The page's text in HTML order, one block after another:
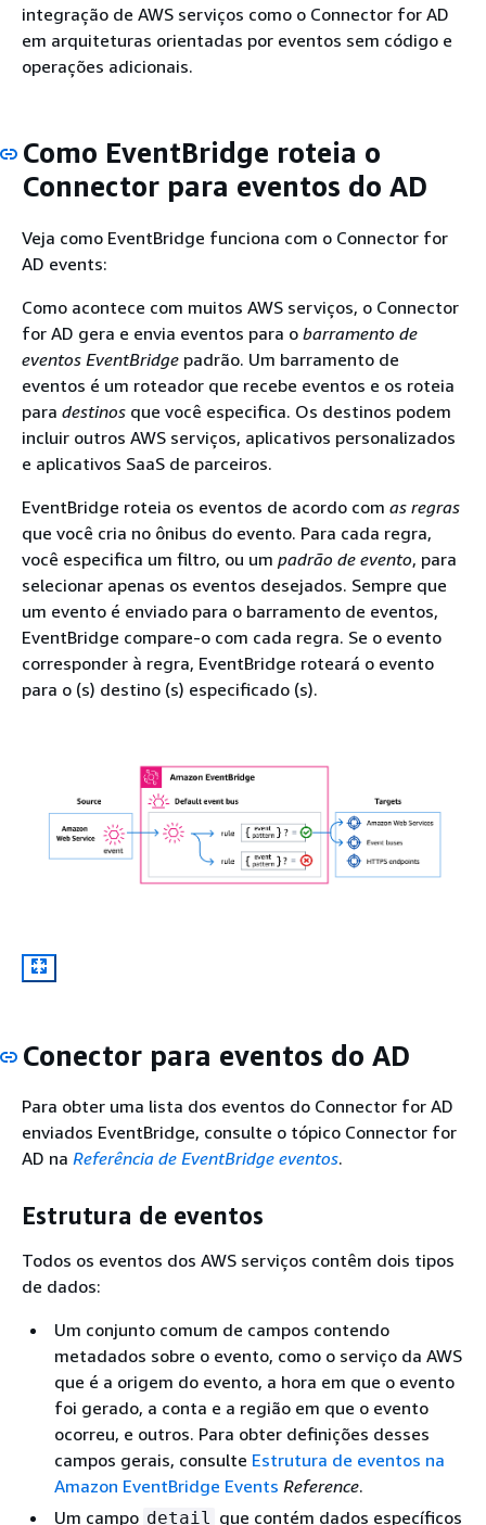
integração de AWS serviços como o Connector for AD
em arquiteturas orientadas por eventos sem código e
operações adicionais.
Como EventBridge roteia o
Connector para eventos do AD
Veja como EventBridge funciona com o Connector for
AD events:
Como acontece com muitos AWS serviços, o Connector
for AD gera e envia eventos para o barramento de
eventos EventBridge padrão. Um barramento de
eventos é um roteador que recebe eventos e os roteia
para destinos que você especifica. Os destinos podem
incluir outros AWS serviços, aplicativos personalizados
e aplicativos SaaS de parceiros.
EventBridge roteia os eventos de acordo com as regras
que você cria no ônibus do evento. Para cada regra,
você especifica um filtro, ou um padrão de evento, para
selecionar apenas os eventos desejados. Sempre que
um evento é enviado para o barramento de eventos,
EventBridge compare-o com cada regra. Se o evento
corresponder à regra, EventBridge roteará o evento
para o (s) destino (s) especificado (s).
Conector para eventos do AD
Para obter uma lista dos eventos do Connector for AD
enviados EventBridge, consulte o tópico Connector for
AD na Referência de EventBridge eventos.
Estrutura de eventos
Todos os eventos dos AWS serviços contêm dois tipos
de dados:
Um conjunto comum de campos contendo
metadados sobre o evento, como o serviço da AWS
que é a origem do evento, a hora em que o evento
foi gerado, a conta e a região em que o evento
ocorreu, e outros. Para obter definições desses
campos gerais, consulte Estrutura de eventos na
Amazon EventBridge Events Reference.
Um campo detail que contém dados específicos